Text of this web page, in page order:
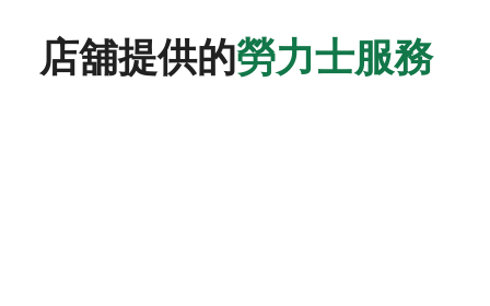
店舖提供的勞力士服務